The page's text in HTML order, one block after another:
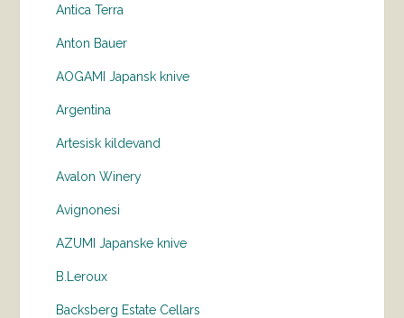
Antica Terra
Anton Bauer
AOGAMI Japansk knive
Argentina
Artesisk kildevand
Avalon Winery
Avignonesi
AZUMI Japanske knive
B.Leroux
Backsberg Estate Cellars